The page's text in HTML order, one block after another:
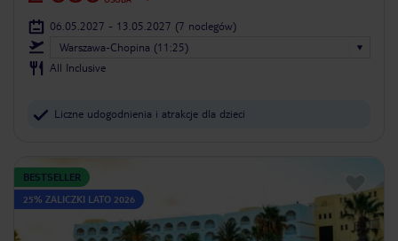
06.05.2027 - 13.05.2027 (7 noclegów)
Warszawa-Chopina (11:25)
All Inclusive
Liczne udogodnienia i atrakcje dla dzieci
BESTSELLER
25% ZALICZKI LATO 2026